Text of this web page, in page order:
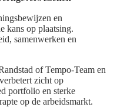
en
kans op plaatsing.
samenwerken en
of Tempo-Team en
zicht op
portfolio en sterke
op de arbeidsmarkt.